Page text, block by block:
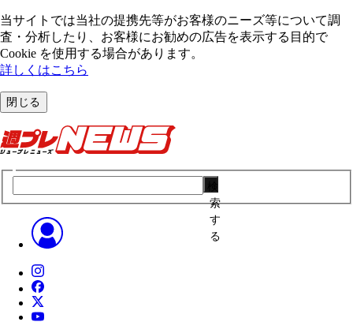
当サイトでは当社の提携先等がお客様のニーズ等について調
査・分析したり、お客様にお勧めの広告を表⽰する⽬的で
Cookie を使⽤する場合があります。
詳しくはこちら
閉じる
索
す
る